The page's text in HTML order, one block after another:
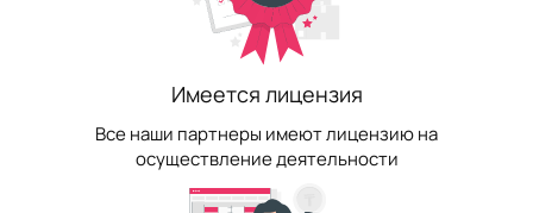
Имеется лицензия
Все наши партнеры имеют лицензию на
осуществление деятельности